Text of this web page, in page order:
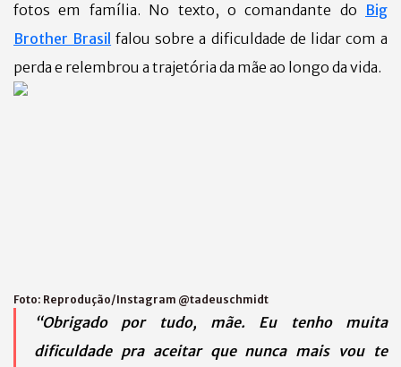
fotos em família. No texto, o comandante do Big
Brother Brasil falou sobre a dificuldade de lidar com a
perda e relembrou a trajetória da mãe ao longo da vida.
Foto: Reprodução/Instagram @tadeuschmidt
“Obrigado por tudo, mãe. Eu tenho muita
dificuldade pra aceitar que nunca mais vou te